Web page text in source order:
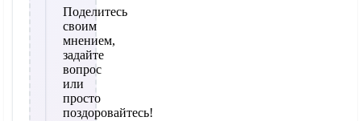
Поделитесь
своим
мнением,
задайте
вопрос
или
просто
поздоровайтесь!